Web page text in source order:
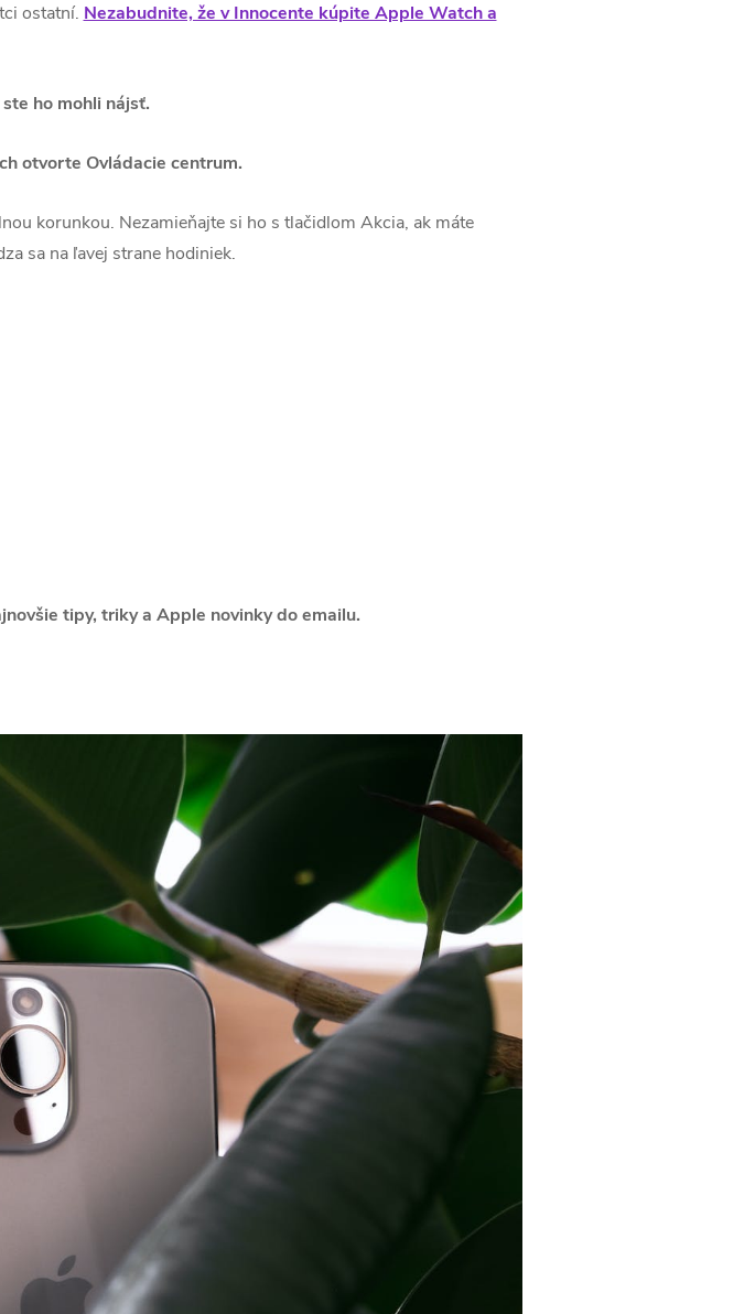
ostatní.Nezabudnite, že v Innocente kúpite Apple Watch a
ho mohli nájsť.
otvorte Ovládacie centrum.
korunkou. Nezamieňajte si ho s tlačidlom Akcia, ak máte
sa na ľavej strane hodiniek.
tipy, triky a Apple novinky do emailu.